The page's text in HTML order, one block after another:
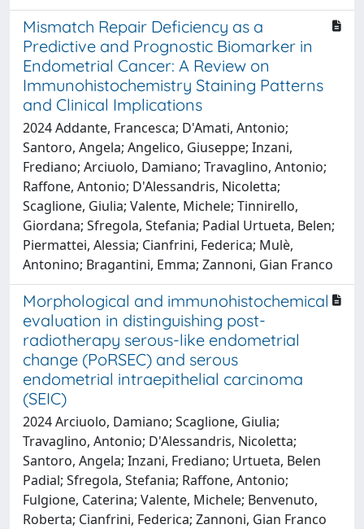
Mismatch Repair Deficiency as a
Predictive and Prognostic Biomarker in
Endometrial Cancer: A Review on
Immunohistochemistry Staining Patterns
and Clinical Implications
2024 Addante, Francesca; D'Amati, Antonio;
Santoro, Angela; Angelico, Giuseppe; Inzani,
Frediano; Arciuolo, Damiano; Travaglino, Antonio;
Raffone, Antonio; D'Alessandris, Nicoletta;
Scaglione, Giulia; Valente, Michele; Tinnirello,
Giordana; Sfregola, Stefania; Padial Urtueta, Belen;
Piermattei, Alessia; Cianfrini, Federica; Mulè,
Antonino; Bragantini, Emma; Zannoni, Gian Franco
Morphological and immunohistochemical
evaluation in distinguishing post-
radiotherapy serous-like endometrial
change (PoRSEC) and serous
endometrial intraepithelial carcinoma
(SEIC)
2024 Arciuolo, Damiano; Scaglione, Giulia;
Travaglino, Antonio; D'Alessandris, Nicoletta;
Santoro, Angela; Inzani, Frediano; Urtueta, Belen
Padial; Sfregola, Stefania; Raffone, Antonio;
Fulgione, Caterina; Valente, Michele; Benvenuto,
Roberta; Cianfrini, Federica; Zannoni, Gian Franco